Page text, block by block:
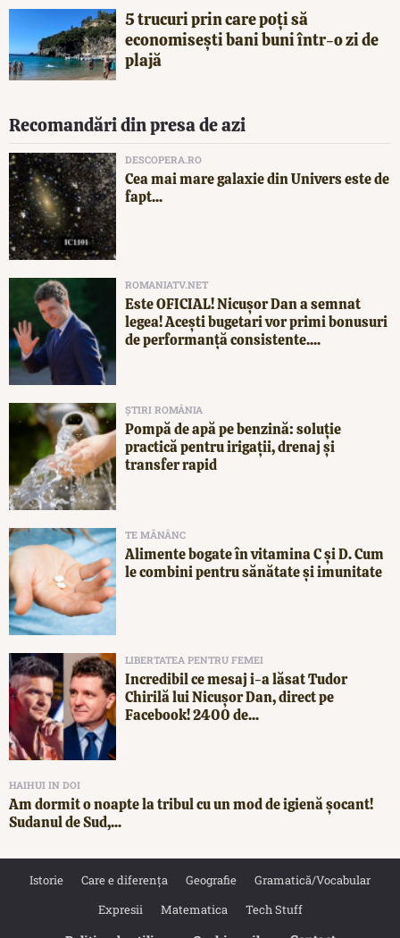
5 trucuri prin care poți să
economisești bani buni într-o zi de
plajă
Recomandări din presa de azi
DESCOPERA.RO
Cea mai mare galaxie din Univers este de
fapt...
ROMANIATV.NET
Este OFICIAL! Nicușor Dan a semnat
legea! Acești bugetari vor primi bonusuri
de performanță consistente....
ȘTIRI ROMÂNIA
Pompă de apă pe benzină: soluție
practică pentru irigații, drenaj și
transfer rapid
TE MĂNÂNC
Alimente bogate în vitamina C și D. Cum
le combini pentru sănătate și imunitate
LIBERTATEA PENTRU FEMEI
Incredibil ce mesaj i-a lăsat Tudor
Chirilă lui Nicușor Dan, direct pe
Facebook! 2400 de...
HAIHUI IN DOI
Am dormit o noapte la tribul cu un mod de igienă șocant!
Sudanul de Sud,...
Istorie Care e diferența Geografie
Gramatică/Vocabular
Expresii
Matematica Tech Stuff